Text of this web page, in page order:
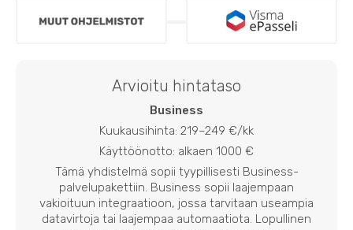
Arvioitu hintataso
Business
Kuukausihinta: 219–249 €/kk
Käyttöönotto: alkaen 1000 €
Tämä yhdistelmä sopii tyypillisesti Business-
palvelupakettiin. Business sopii laajempaan
vakioituun integraatioon, jossa tarvitaan useampia
datavirtoja tai laajempaa automaatiota. Lopullinen